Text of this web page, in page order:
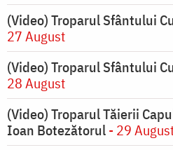
(Video) Troparul Sfântului
27 August
(Video) Troparul Sfântului
28 August
(Video) Troparul Tăierii
Ioan Botezătorul- 29